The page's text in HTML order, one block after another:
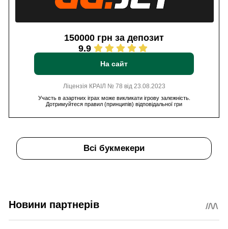
150000 грн за депозит
9.9
На сайт
Ліцензія КРАІЛ № 78 від 23.08.2023
Участь в азартних іграх може викликати ігрову залежність.
Дотримуйтеся правил (принципів) відповідальної гри
Всі букмекери